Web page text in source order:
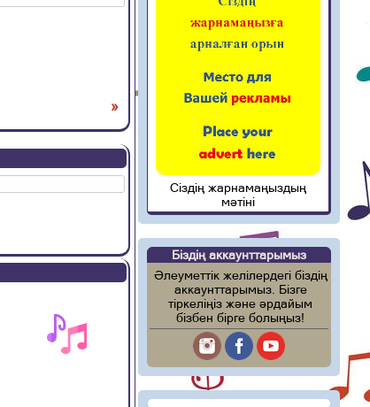
»
Сіздің жарнамаңыздың
мәтіні
Біздің аккаунттарымыз
Әлеуметтік желілердегі біздің
аккаунттарымыз. Бізге
тіркеліңіз және әрдайым
бізбен бірге болыңыз!